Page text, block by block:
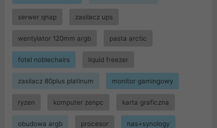
serwer qnap zasilacz ups
wentylator 120mm argb pasta arctic
fotel noblechairs liquid freezer
zasilacz 80plus platinum monitor gamingowy
ryzen komputer zenpc karta graficzna
obudowa argb procesor nas+synology